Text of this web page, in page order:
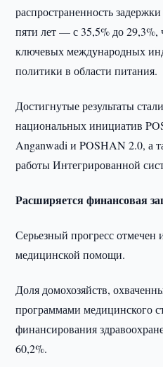
распространенность
пяти лет — с 35,5% до 29,3%,
ключевых международных
политики в области питания.
Достигнутые результаты
национальных инициатив
Anganwadi и POSHAN 2.0, а
работы Интегрированной
Расширяется финансовая
Серьезный прогресс отмечен
медицинской помощи.
Доля домохозяйств,
программами медицинского
финансирования
60,2%.